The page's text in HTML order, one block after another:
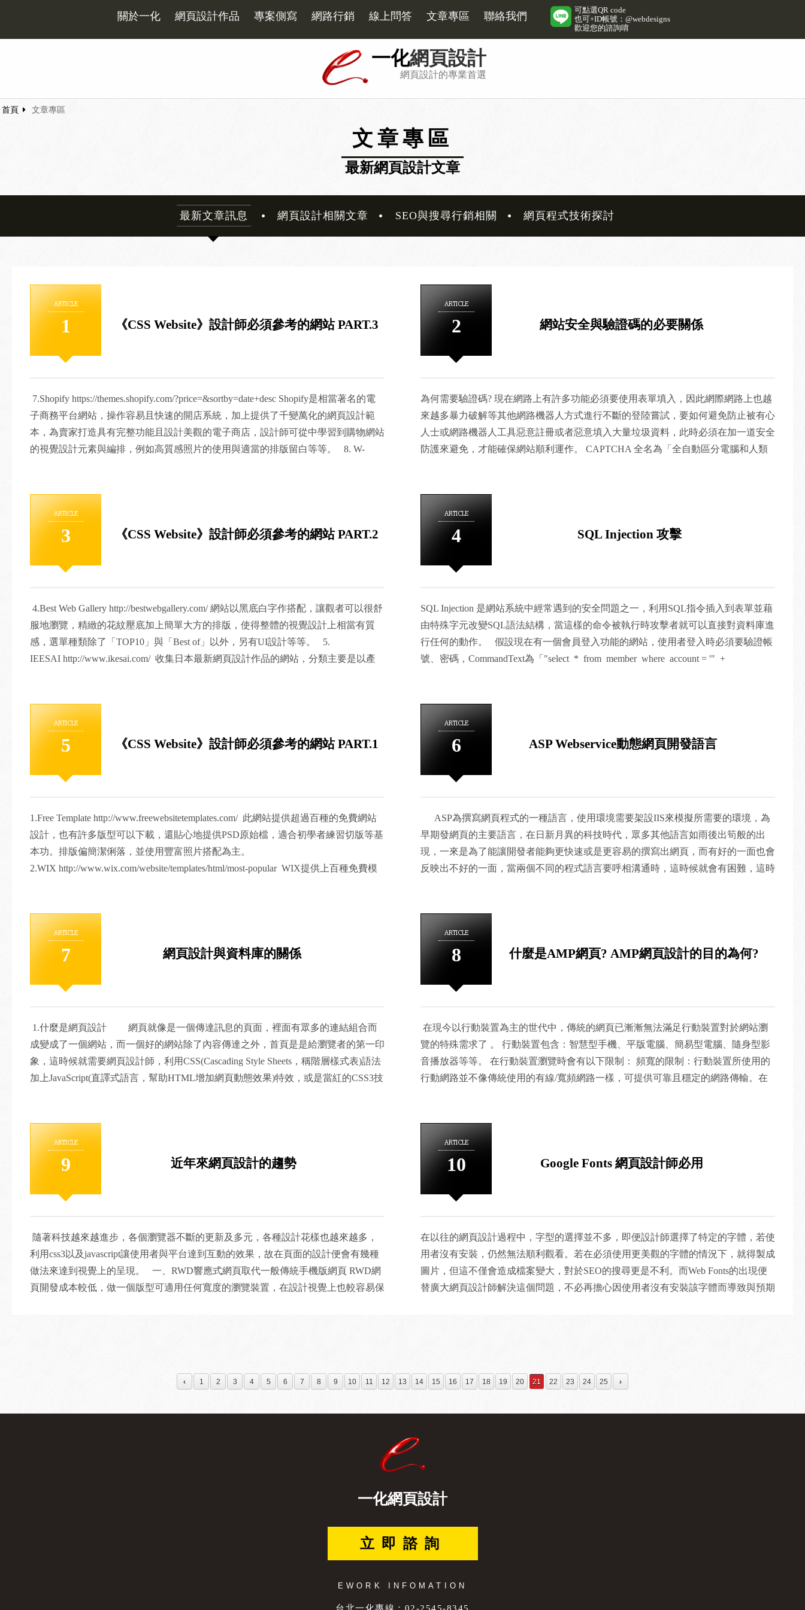
關於一化 網頁設計作品 專案側寫 網路行銷 線上問答 文章專區 聯絡我們
可點選QR code
也可+ID帳號：@webdesigns
歡迎您的諮詢唷
一化網頁設計
網頁設計的專業首選
首頁 文章專區
文章專區
最新網頁設計文章
最新文章訊息 網頁設計相關文章 SEO與搜尋行銷相關 網頁程式技術探討
ARTICLE
1 《CSS Website》設計師必須參考的網站 PART.3
7.Shopify https://themes.shopify.com/?price=&sortby=date+desc Shopify是相當著名的電
子商務平台網站，操作容易且快速的開店系統，加上提供了千變萬化的網頁設計範
本，為賣家打造具有完整功能且設計美觀的電子商店，設計師可從中學習到購物網站
的視覺設計元素與編排，例如高質感照片的使用與適當的排版留白等等。 8. W-
藏，收藏的作品會集中於左欄的「favorite」中。搜尋分有「種類」、「產業」、「風
格」、「顏色」四大類。 9. 品網 http://bbs.blueidea.com/pages.php 中國大陸的網頁
設計網站，由於該網站使用的是簡體中文，相較於其他眾多外國網站，對我們而言，
ARTICLE
2 網站安全與驗證碼的必要關係
為何需要驗證碼? 現在網路上有許多功能必須要使用表單填入，因此網際網路上也越
來越多暴力破解等其他網路機器人方式進行不斷的登陸嘗試，要如何避免防止被有心
人士或網路機器人工具惡意註冊或者惡意填入大量垃圾資料，此時必須在加一道安全
防護來避免，才能確保網站順利運作。 CAPTCHA 全名為「全自動區分電腦和人類
答 CAPTCHA 的問題，所以回答出問題的用戶就可以被認為是人類。簡單的定義：
「此問題必須只有人類才能解答，由於電腦無法回答出來，所以回答出正確答案的使
碼技術是一種電腦技術發展下的矛盾產物，人類渴望電腦能夠通過自動化的過程完成
是驗證碼常出現的「0（零）」跟「o（歐）」或是「1」跟「l」常常讓人無從分辨。
在科技日新月異的現在，驗證碼漸漸以另一種更友善的形式存在，有如Siri等人工智
慧領域的研究成果越來越先進，電腦將變得越來越通情達。 No CAPTCHA 在科技
使用者來說，看到驗證碼時，只要「勾選」我不是機器人， Google就能判斷你是否
為真人。 驗證碼的必要性 驗證碼已經漸漸融入各種網頁中，阻擋壞人進入，只讓
驗證碼，但是驗證碼最初的用意是防止被惡意機器人的入侵，隨者人工智慧領域的研
存在，我們利用比較簡易的方式實現了這個功能。不再是麻煩的操作，對網際網路來
說這個功能是具有有必要性，也很重要的安全指標。
ARTICLE
3 《CSS Website》設計師必須參考的網站 PART.2
4.Best Web Gallery http://bestwebgallery.com/ 網站以黑底白字作搭配，讓觀者可以很舒
服地瀏覽，精緻的花紋壓底加上簡單大方的排版，使得整體的視覺設計上相當有質
感，選單種類除了「TOP10」與「Best of」以外，另有UI設計等等。 5.
IEESAI http://www.ikesai.com/ 收集日本最新網頁設計作品的網站，分類主要是以產
台，每個作品右邊都有各項目的評分，分為「DESIGN」、「FUNCTIONALITY」、
「USABILITY」、「CONTENT」等項目，每個月都會評選出優秀的CSS網站作品，
使用介面乾淨明瞭。
ARTICLE
4 SQL Injection 攻擊
SQL Injection 是網站系統中經常遇到的安全問題之一，利用SQL指令插入到表單並藉
由特殊字元改變SQL語法結構，當這樣的命令被執行時攻擊者就可以直接對資料庫進
行任何的動作。 假設現在有一個會員登入功能的網站，使用者登入時必須要驗證帳
號、密碼，CommandText為「"select * from member where account = '" +
意思所以後半部的判斷式將不會被執行，而 1 = 1恆成立故駭客也就可以輕鬆登入。
SQL 攻擊就是如此簡單，僅需短短的指令就整個資料庫有極大的威脅，透過底下的
或是含有db_owner權限的帳號，如非必要不要賦予Create、Drop、Truncate table權
行查詢前先把傳入的特殊符號如單引號(‘)、註解符號(--)、分號(;)過濾掉，亦可針對
HTML或 ＜script type="text/javascript"＞標籤做些防範。 3.使用參數化查詢 存取資料
時輸入的資料不是動態結合到SQL指令，而是透過參數來給值，資料庫在編譯SQL指
令後才會套用參數。 SqlCommand cmd = new SqlCommand("select * from member where
cmd.ExecuteNonQuery(); conn.Close(); 4.不要將錯誤訊息顯示於頁面上 如將
customErrors設定為off，頁面出錯時會直接把錯誤訊息顯示出來，那麼駭客就能利用
mode="RemoteOnly" defaultredirect="~/ErrorPages/ Error.aspx"＞＜/customerrors＞
ARTICLE
5 《CSS Website》設計師必須參考的網站 PART.1
1.Free Template http://www.freewebsitetemplates.com/ 此網站提供超過百種的免費網站
設計，也有許多版型可以下載，還貼心地提供PSD原始檔，適合初學者練習切版等基
本功。排版偏簡潔俐落，並使用豐富照片搭配為主。
2.WIX http://www.wix.com/website/templates/html/most-popular WIX提供上百種免費模
集 http://gooddesignweb.com/ 介紹許多日本當地優秀的網頁設計作品，特別的是選單
上包括網站主顏色、子顏色、排版版型等等，豐富並清楚明瞭的Tag和種類讓搜尋上
更便利。
ARTICLE
6 ASP Webservice動態網頁開發語言
ASP為撰寫網頁程式的一種語言，使用環境需要架設IIS來模擬所需要的環境，為
早期發網頁的主要語言，在日新月異的科技時代，眾多其他語言如雨後出筍般的出
現，一來是為了能讓開發者能夠更快速或是更容易的撰寫出網頁，而有好的一面也會
反映出不好的一面，當兩個不同的程式語言要呼相溝通時，這時候就會有困難，這時
提供溝、傳遞資料。說得有些模糊簡單講就是它是一個提供服務元件，它是以Web的
資料開放標準。 以Web資料開放標準來制訂好處，能夠被廣泛的其他Web服務來
接收及回傳訊息，假設我們是製作一個旅行社的旅遊網站，網站本身除了自己的一些
設計師而言，能夠輕易的將服務串接起來，可以快速輕鬆的將系統建置起來。Web
Service基本架構是HTTP和XML，而核心元件是XML、SOAP、WSDL和UDDI，每
個元件的詳細介紹及應用就不在此敘述。 以下範例由ASP簡單傳遞資料給Web
Service及接收回傳資料： '透過物件將參數宣告SOAP格式 Set oClient =
Service中的某個服務名稱及填入要傳遞的資料 '回傳訊息將會回給invoicenumber
invoicenumber = oClient.function_name(data_xml)
ARTICLE
7 網頁設計與資料庫的關係
1.什麼是網頁設計 網頁就像是一個傳達訊息的頁面，裡面有眾多的連結組合而
成變成了一個網站，而一個好的網站除了內容傳達之外，首頁是是給瀏覽者的第一印
象，這時候就需要網頁設計師，利用CSS(Cascading Style Sheets，稱階層樣式表)語法
加上JavaScript(直譯式語言，幫助HTML增加網頁動態效果)特效，或是當紅的CSS3技
Web Design)，又稱響應式網頁設計，簡稱RWD，這是一項2014的網頁開發技術，利
用CSS3技術，將畫面分割為百分比及有彈性的畫面縮放，可在不同解析度的瀏覽下
呈現不一樣的排版效果，能讓不同的手機系統(Android、IOS)可以正常的瀏覽網站，
圖書館就是資料庫，透過索引、排序、計算、查詢等方法來有效的管理，將數據轉成
Access和Oracel的資料有著類似的共通語法，主要幫助使用者更有效的操作資料庫，
維護資料庫完整性與安全。 3.程式與設計的結合 一個好的網站上線之後，也
必須要維護它，而如何更有效的維護這就是程式設計師的工作，利用程式語言
(ASP、PHP、JSP、ASP.NET)與資料庫(MSSQL、MYSQL、Oracle)的結合做出電子
ARTICLE
8 什麼是AMP網頁? AMP網頁設計的目的為何?
在現今以行動裝置為主的世代中，傳統的網頁已漸漸無法滿足行動裝置對於網站瀏
覽的特殊需求了 。 行動裝置包含：智慧型手機、平版電腦、簡易型電腦、隨身型影
音播放器等等。 在行動裝置瀏覽時會有以下限制： 頻寬的限制：行動裝置所使用的
行動網路並不像傳統使用的有線/寬頻網路一樣，可提供可靠且穩定的網路傳輸。在
高、效能下降等可能的情形。 儲存空間的限制：行動裝置目前提供的硬體儲存空間
相對於個人電腦來說都是相對小的，且行動裝置的瀏置的瀏覽器可用的資源相較於個
對於網頁設計上存取的資源也比需相對的管控。 瀏覽範圍的限制：行動裝置相對於
當的研究，為了改善上面的問題，進而提出了AMP網頁的格式。 這樣的格式有其相
較於傳統網頁設計上不同的格式規定。主要是站在加速網頁瀏覽器在生成(Render)頁
面的速度，讓使用者有良好的瀏覽體驗。 主要的設計要領有下面幾個方向，自訂的
HTML標籤、自訂的JS功能、禁止CSS外部載入，其他的細節可參考Google AMP網頁
果會有相當的幫助。 一化網頁設計，身為專業的客制化網頁設計廠商。目前提供
詳談。
ARTICLE
9 近年來網頁設計的趨勢
隨著科技越來越進步，各個瀏覽器不斷的更新及多元，各種設計花樣也越來越多，
利用css3以及javascript讓使用者與平台達到互動的效果，故在頁面的設計便會有幾種
做法來達到視覺上的呈現。 一、RWD響應式網頁取代一般傳統手機版網頁 RWD網
頁開發成本較低，做一個版型可適用任何寬度的瀏覽裝置，在設計視覺上也較容易保
在圖片與文字做調整，而不是只有單純的文案排版。 三、字體的大小使用 一般網
頁所使用字體大小最小可以到12px，但近幾年來網路發達，各個年齡層皆具有使用
服務，網頁設計師們也能透過此服務將設計的網頁更具美感又不受限，目前英文字體
式瀏覽網頁，故在頁面的設計上已開始朝一頁式網頁發展，而不是過多的按鈕點擊進
迷路的情況，進而關閉網頁造成網站跳出率高的情況，如何設計方便瀏覽的網頁需要
也能從中找到他們想要的東西，之後在維護上也好做調整較彈性。 設計師在針對
每個客戶網站做設計時，須將自己扮演成客戶，當需要某件產品時，自己會希望該公
ARTICLE
10 Google Fonts 網頁設計師必用
在以往的網頁設計過程中，字型的選擇並不多，即便設計師選擇了特定的字體，若使
用者沒有安裝，仍然無法順利觀看。若在必須使用更美觀的字體的情況下，就得製成
圖片，但這不僅會造成檔案變大，對於SEO的搜尋更是不利。而Web Fonts的出現便
替廣大網頁設計師解決這個問題，不必再擔心因使用者沒有安裝該字體而導致與預期
人電腦。 另外，Google Fonts也提供中文字體，目前有五款可選擇：圓體、楷體、
仿宋體、黑體、明體。 https://fonts.google.com/earlyaccess 進入網站後按ctrl+F搜尋
fonts的使用，對網頁設計師來說絕對是一絕佳利器。
‹ 1 2 3 4 5 6 7 8 9 10 11 12 13 14 15 16 17 18 19 20 21 22 23 24 25 ›
一化網頁設計
立即諮詢
EWORK INFOMATION
台北一化專線：02-2545-8345